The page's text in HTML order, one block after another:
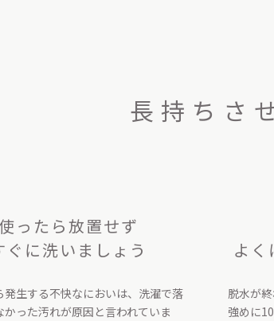
長持ちさ
ったら放置せず
ぐに洗いましょう
発生する不快なにおいは、洗濯で落
かった汚れが原因と言われていま
よ
脱水が
強めに